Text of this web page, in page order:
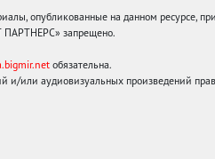
опубликованные на данном ресурсе,
ПАРТНЕРС» запрещено.
обязательна.
или аудиовизуальных произведений